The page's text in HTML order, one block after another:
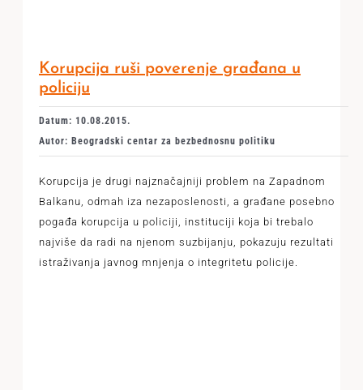
Korupcija ruši poverenje građana u
policiju
Datum: 10.08.2015.
Autor: Beogradski centar za bezbednosnu politiku
Korupcija je drugi najznačajniji problem na Zapadnom
Balkanu, odmah iza nezaposlenosti, a građane posebno
pogađa korupcija u policiji, instituciji koja bi trebalo
najviše da radi na njenom suzbijanju, pokazuju rezultati
istraživanja javnog mnjenja o integritetu policije.